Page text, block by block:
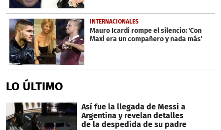
INTERNACIONALES
Mauro Icardi rompe el silencio: 'Con
Maxi era un compañero y nada más'
LO ÚLTIMO
Así fue la llegada de Messi a
Argentina y revelan detalles
de la despedida de su padre